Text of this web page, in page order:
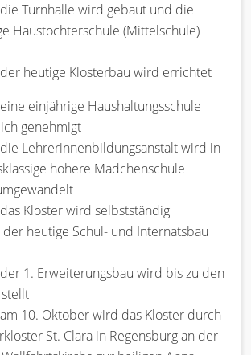
die Turnhalle wird gebaut und die
Haustöchterschule (Mittelschule)
der heutige Klosterbau wird errichtet
eine einjährige Haushaltungsschule
genehmigt
die Lehrerinnenbildungsanstalt wird in
höhere Mädchenschule
das Kloster wird selbstständig
der heutige Schul- und Internatsbau
der 1. Erweiterungsbau wird bis zu den
am 10. Oktober wird das Kloster durch
St. Clara in Regensburg an der